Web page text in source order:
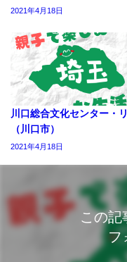
2021年4月18日
川口総合文化センター・
（川口市）
2021年4月18日
この記
フ